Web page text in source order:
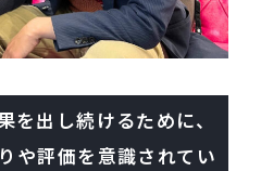
を出し続けるために、
や評価を意識されてい